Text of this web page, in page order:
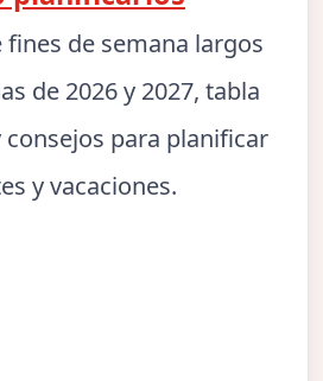
fines de semana largos
de 2026 y 2027, tabla
para planificar
y vacaciones.